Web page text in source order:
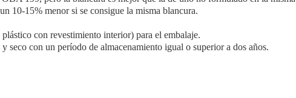
10-15% menor si se consigue la misma blancura.
con revestimiento interior) para el embalaje.
seco con un período de almacenamiento igual o superior a dos años.